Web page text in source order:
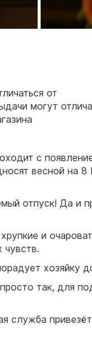
от
могут
с
весной на 8
отпуск! Да и
и
чувств.
хозяйку
так, для
служба